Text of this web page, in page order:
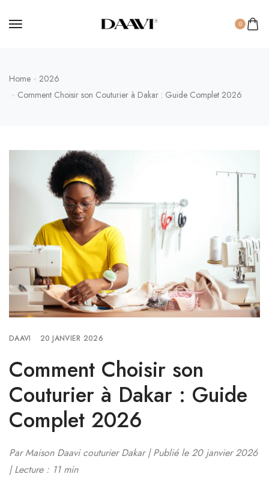
0
Home
2026
Comment Choisir son Couturier à Dakar : Guide Complet 2026
DAAVI 20 JANVIER 2026
Comment Choisir son
Couturier à Dakar : Guide
Complet 2026
Par Maison Daavi couturier Dakar | Publié le 20 janvier 2026
| Lecture : 11 min